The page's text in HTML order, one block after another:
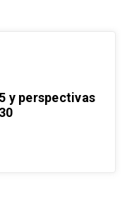
y perspectivas